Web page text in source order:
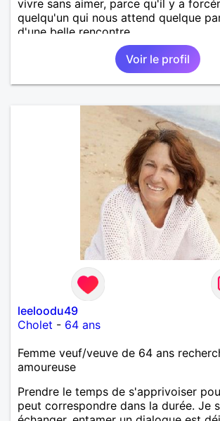
vivre sans aimer, parce qu'il y a
quelqu'un qui nous attend quelque
d'une belle rencontre.
Voir le profil
leeloodu49
Cholet - 64 ans
Femme veuf/veuve de 64 ans
amoureuse
Prendre le temps de s'apprivoiser
peut correspondre dans la durée. Je